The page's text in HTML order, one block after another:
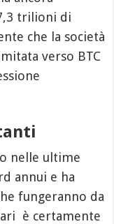
trilioni di
che la società
verso BTC
nelle ultime
annui e ha
fungeranno da
è certamente